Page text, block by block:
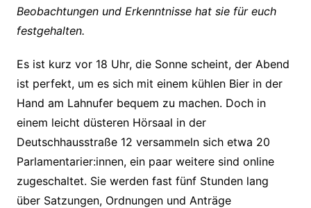
Beobachtungen und Erkenntnisse hat sie für euch
festgehalten.
Es ist kurz vor 18 Uhr, die Sonne scheint, der Abend
ist perfekt, um es sich mit einem kühlen Bier in der
Hand am Lahnufer bequem zu machen. Doch in
einem leicht düsteren Hörsaal in der
Deutschhausstraße 12 versammeln sich etwa 20
Parlamentarier:innen, ein paar weitere sind online
zugeschaltet. Sie werden fast fünf Stunden lang
über Satzungen, Ordnungen und Anträge